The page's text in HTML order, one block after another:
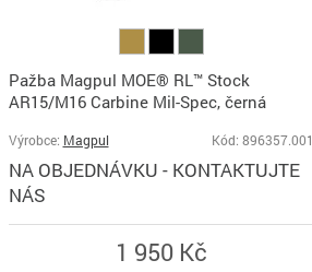
Pažba Magpul MOE® RL™ Stock
AR15/M16 Carbine Mil-Spec, černá
Výrobce: Magpul Kód: 896357.001
NA OBJEDNÁVKU - KONTAKTUJTE
NÁS
1 950 Kč